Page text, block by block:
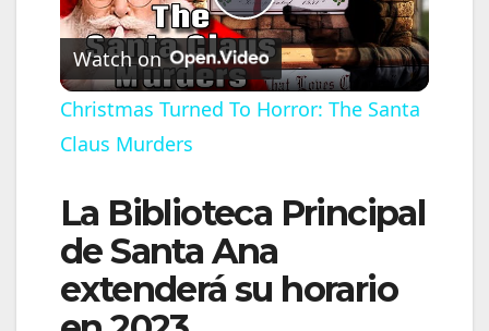
P
l
y
V
Watch on
Christmas Turned To Horror: The Santa
Claus Murders
La Biblioteca Principal
de Santa Ana
extenderá su horario